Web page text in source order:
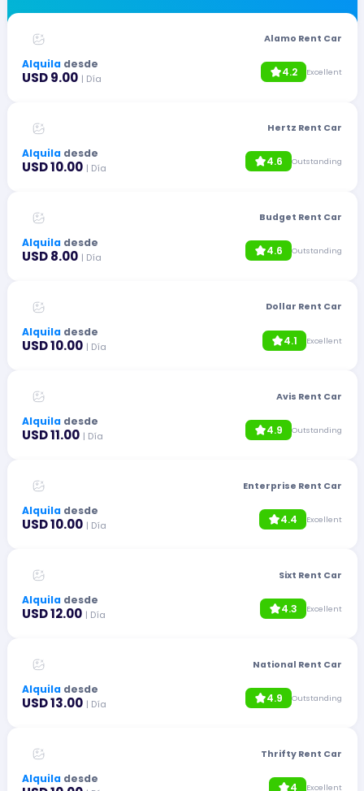
Alamo Rent Car
Alquila desde
USD 9.00 | Día 4.2 Excellent
Hertz Rent Car
Alquila desde
USD 10.00 | Día 4.6 Outstanding
Budget Rent Car
Alquila desde
USD 8.00 | Día 4.6 Outstanding
Dollar Rent Car
Alquila desde
USD 10.00 | Día 4.1 Excellent
Avis Rent Car
Alquila desde
USD 11.00 | Día 4.9 Outstanding
Enterprise Rent Car
Alquila desde
USD 10.00 | Día 4.4 Excellent
Sixt Rent Car
Alquila desde
USD 12.00 | Día 4.3 Excellent
National Rent Car
Alquila desde
USD 13.00 | Día 4.9 Outstanding
Thrifty Rent Car
Alquila desde
4 Excellent